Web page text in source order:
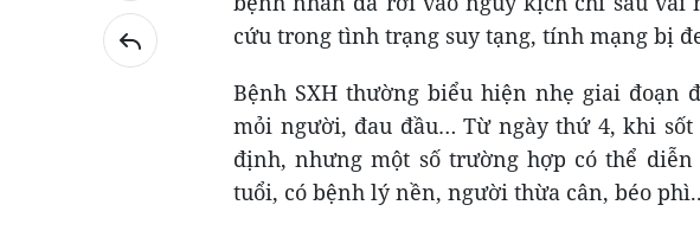
cứu trong tình trạng suy tạng, tính mạng bị
Bệnh SXH thường biểu hiện nhẹ giai đoạn
mỏi người, đau đầu… Từ ngày thứ 4, khi
định, nhưng một số trường hợp có thể
tuổi, có bệnh lý nền, người thừa cân, béo